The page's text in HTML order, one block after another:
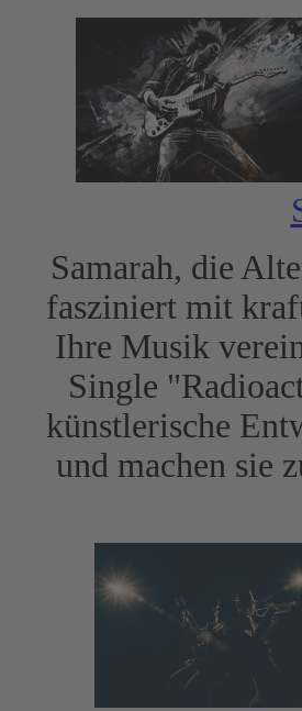
Samarah, die
fasziniert mit
Ihre Musik
Single
künstlerische
und machen sie